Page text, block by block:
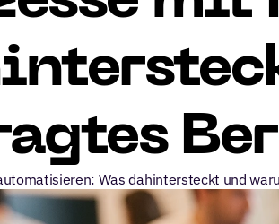
Was dahintersteckt und